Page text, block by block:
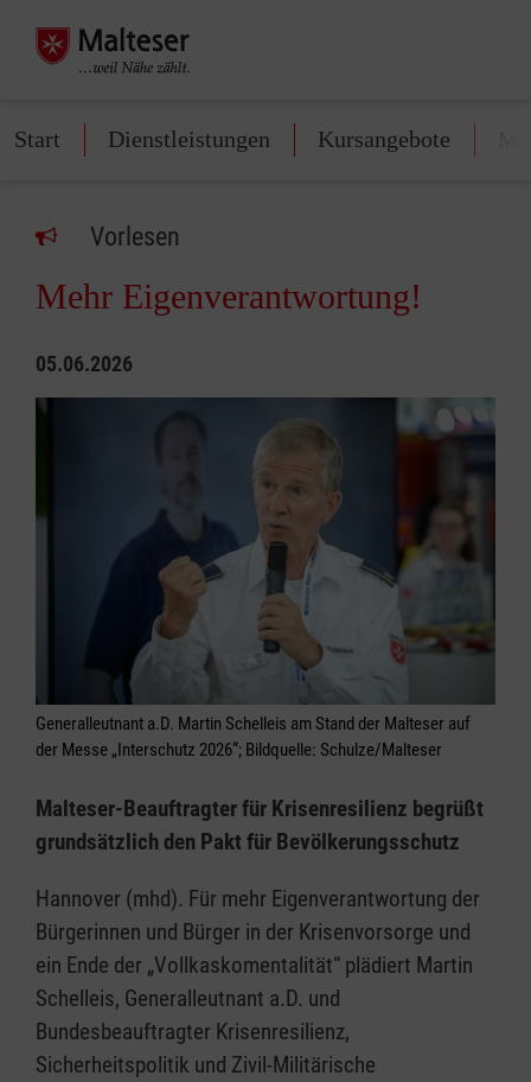
Start Dienstleistungen Kursangebote
Vorlesen
Mehr Eigenverantwortung!
05.06.2026
Generalleutnant a.D. Martin Schelleis am Stand der Malteser auf
der Messe „Interschutz 2026“; Bildquelle: Schulze/Malteser
Malteser-Beauftragter für Krisenresilienz begrüßt
grundsätzlich den Pakt für Bevölkerungsschutz
Hannover (mhd). Für mehr Eigenverantwortung der
Bürgerinnen und Bürger in der Krisenvorsorge und
ein Ende der „Vollkaskomentalität“ plädiert Martin
Schelleis, Generalleutnant a.D. und
Bundesbeauftragter Krisenresilienz,
Sicherheitspolitik und Zivil-Militärische